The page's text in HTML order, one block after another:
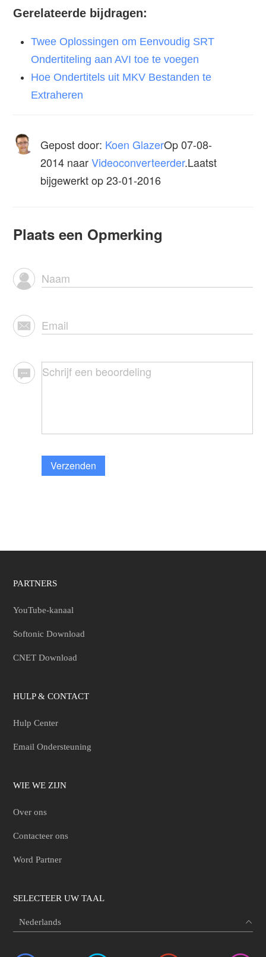
Gerelateerde bijdragen:
Twee Oplossingen om Eenvoudig SRT
Ondertiteling aan AVI toe te voegen
Hoe Ondertitels uit MKV Bestanden te
Extraheren
Gepost door: Koen GlazerOp07-08-
2014 naar Videoconverteerder.Laatst
bijgewerkt op 23-01-2016
Plaats een Opmerking
Verzenden
PARTNERS
YouTube-kanaal
Softonic Download
CNET Download
HULP & CONTACT
Hulp Center
Email Ondersteuning
WIE WE ZIJN
Over ons
Contacteer ons
Word Partner
SELECTEER UW TAAL